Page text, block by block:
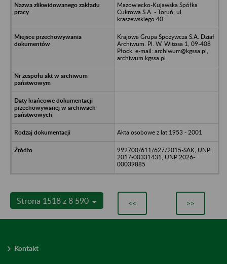
Mazowiecko-Kujawska Spółka
Cukrowa S.A. - Toruń; ul.
kraszewskiego 40
Krajowa Grupa Spożywcza S.A. Dział
Archiwum. Pl. W. Witosa 1, 09-408
Płock, e-mail: archiwum@kgssa.pl,
archiwum.kgssa.pl.
Akta osobowe z lat 1953 - 2001
992700/611/627/2015-SAK; UNP:
2017-00331431; UNP 2026-
00039885
Strona 1518 z 8 590 << >>
Kontakt